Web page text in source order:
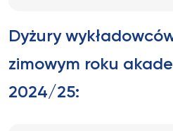
Dyżury
zimowym roku
2024/25: